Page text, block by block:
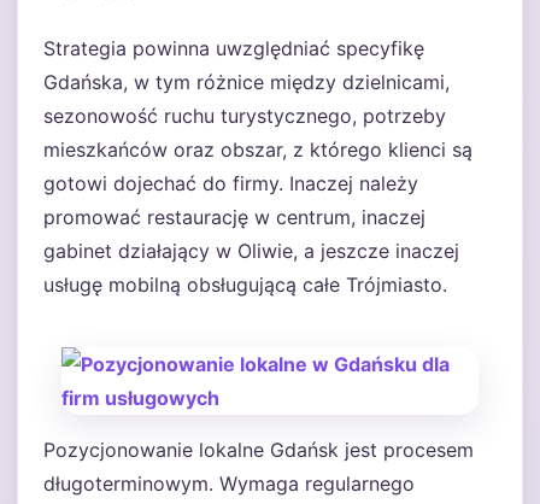
Strategia powinna uwzględniać specyfikę
Gdańska, w tym różnice między dzielnicami,
sezonowość ruchu turystycznego, potrzeby
mieszkańców oraz obszar, z którego klienci są
gotowi dojechać do firmy. Inaczej należy
promować restaurację w centrum, inaczej
gabinet działający w Oliwie, a jeszcze inaczej
usługę mobilną obsługującą całe Trójmiasto.
Pozycjonowanie lokalne Gdańsk jest procesem
długoterminowym. Wymaga regularnego